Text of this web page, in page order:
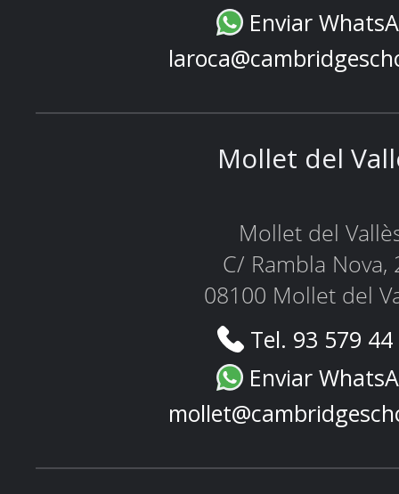
Enviar
Mollet del
Mollet del
C/ Rambla Nova,
08100 Mollet del
Tel. 93 579
Enviar